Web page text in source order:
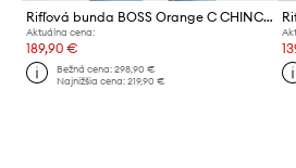
Rifľová bunda BOSS Orange C CHINCHED JACKET
Aktuálna cena:
189,90 €
Bežná cena:298,90 €
Najnižšia cena:219,90 €